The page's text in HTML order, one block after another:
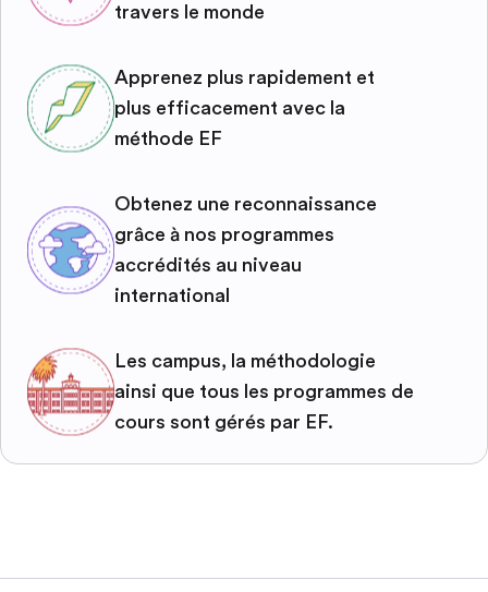
travers le monde
Apprenez plus rapidement et
plus efficacement avec la
méthode EF
Obtenez une reconnaissance
grâce à nos programmes
accrédités au niveau
international
Les campus, la méthodologie
ainsi que tous les programmes de
cours sont gérés par EF.